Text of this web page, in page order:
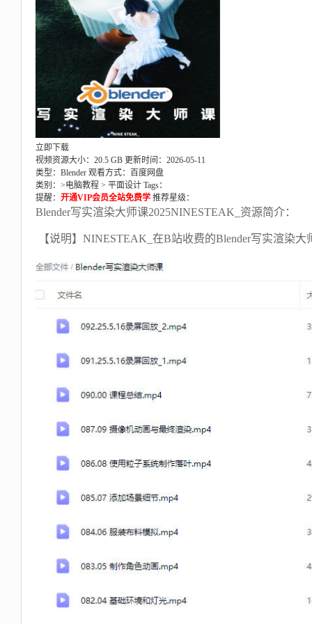
立即下载
视频资源大小：20.5 GB 更新时间：2026-05-11
类型：Blender 观看方式：百度网盘
类别：>电脑教程 > 平面设计 Tags：
提醒： 开通VIP会员全站免费学 推荐星级：
Blender写实渲染大师课2025NINESTEAK_资源简介：
【说明】NINESTEAK_在B站收费的Blender写实渲染